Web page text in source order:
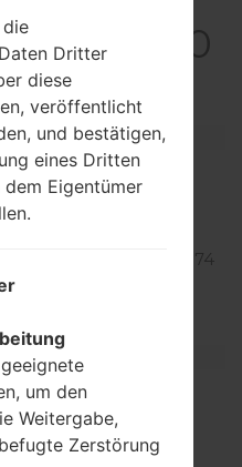
Stylo 6
Eigenschaften
Stylo 6
2020
171.2 x 77.7 millimeter (6.74
3.06 Zoll)
10
4x2.3 GHz Cortex-A53 &
GHz Cortex-A53
MT6765 Helio
(12nm)
Dritter
diese
veröffentlicht
und bestätigen,
eines Dritten
Eigentümer
um den
Weitergabe,
Zerstörung